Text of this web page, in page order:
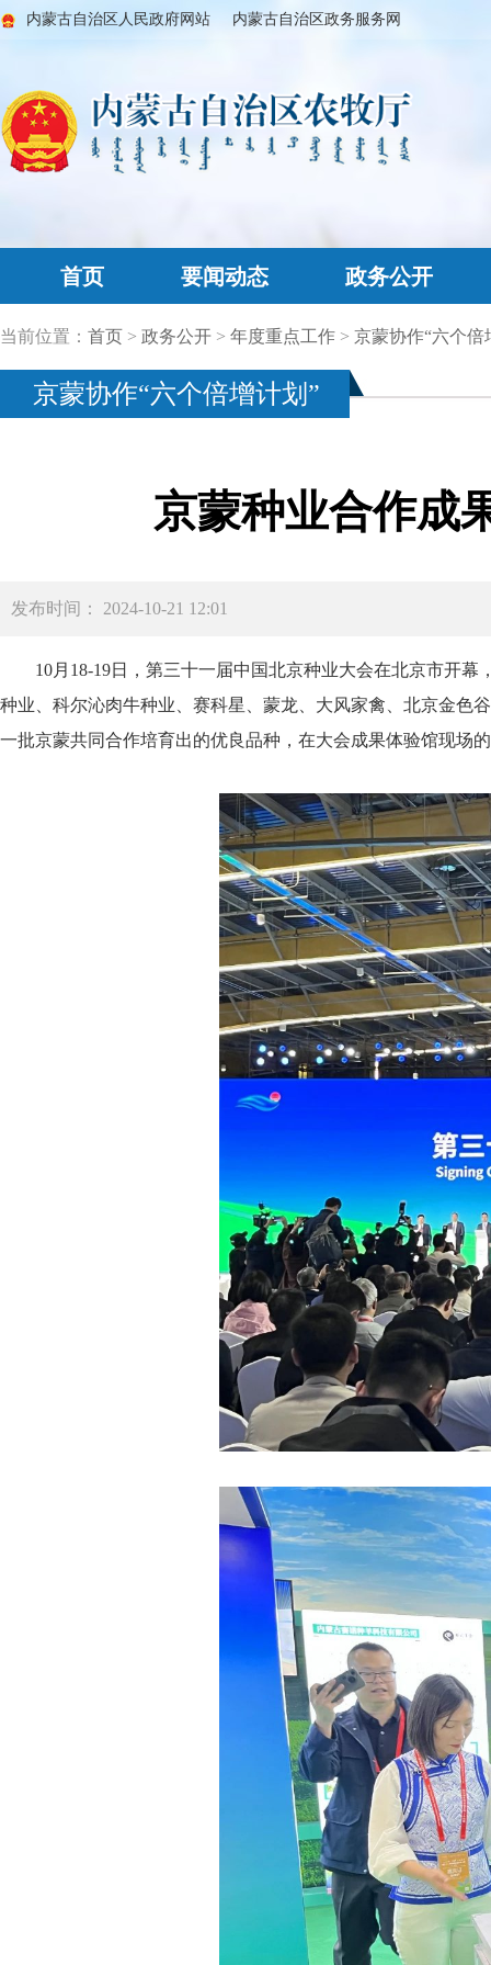
内蒙古自治区人民政府网站 内蒙古自治区政务服务网
首页 要闻动态 政务公开
当前位置： 首页 > 政务公开 > 年度重点工作 > 京蒙协作“六个倍
京蒙协作“六个倍增计划”
京蒙种业合作成
发布时间： 2024-10-21 12:01
10月18-19日，第三十一届中国北京种业大会在北京市开
种业、科尔沁肉牛种业、赛科星、蒙龙、大风家禽、北京金色
一批京蒙共同合作培育出的优良品种，在大会成果体验馆现场